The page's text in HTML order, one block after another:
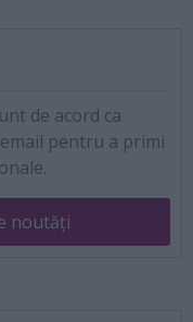
de acord ca
pentru a primi
noutăți